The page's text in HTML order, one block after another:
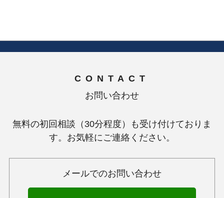
CONTACT
お問い合わせ
無料の初回相談（30分程度）も受け付けておりま
す。お気軽にご連絡ください。
メールでのお問い合わせ